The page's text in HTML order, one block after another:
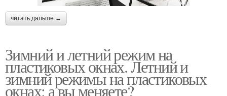
читать дальше →
Зимний и летний режим на
пластиковых окнах. Летний и
зимний режимы на пластиковых
окнах: а вы меняете?